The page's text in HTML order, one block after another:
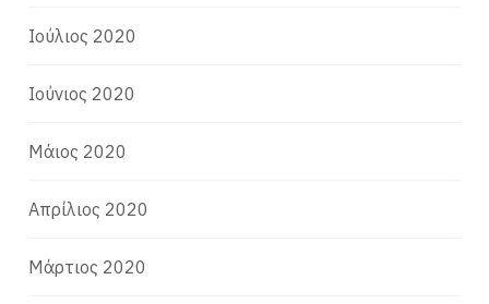
Ιούλιος 2020
Ιούνιος 2020
Μάιος 2020
Απρίλιος 2020
Μάρτιος 2020